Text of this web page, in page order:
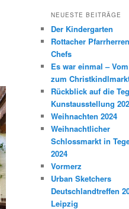
NEUESTE BEITRÄGE
Der Kindergarten
Rottacher
Chefs
Es war einmal –
zum
Rückblick auf die
Kunstausstellung
Weihnachten 2024
Weihnachtlicher
Schlossmarkt in
2024
Vormerz
Urban Sketchers
Deutschlandtreffen
Leipzig